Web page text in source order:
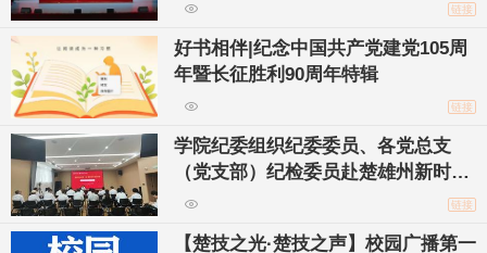
链接
好书相伴|纪念中国共产党建党105周
年暨长征胜利90周年特辑
链接
学院纪委组织纪委委员、各党总支
（党支部）纪检委员赴楚雄州新时代
廉洁教育中心开展警示教育活动
链接
【楚技之光·楚技之声】校园广播第一